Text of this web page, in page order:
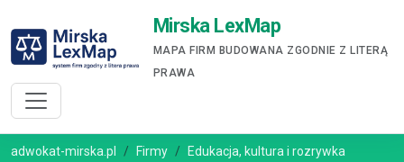
Mirska LexMap
MAPA FIRM BUDOWANA ZGODNIE Z LITERĄ
PRAWA
adwokat-mirska.pl Firmy
Edukacja, kultura i rozrywka